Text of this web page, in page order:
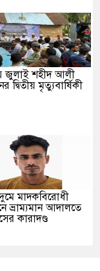
জুলাই শহীদ আলী
দ্বিতীয় মৃত্যুবার্ষিকী
মাদকবিরোধী
ভ্রাম্যমান আদালতে
কারাদণ্ড